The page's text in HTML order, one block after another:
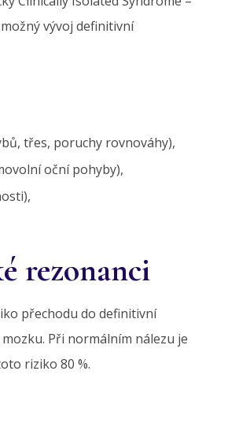
vývoj definitivní
třes, poruchy rovnováhy),
oční pohyby),
rezonanci
přechodu do definitivní
Při normálním nálezu je
riziko 80 %.